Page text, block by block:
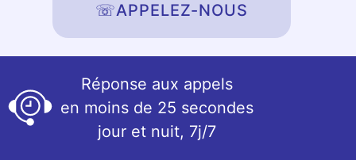
☏APPELEZ-NOUS
Réponse aux appels
en moins de 25 secondes
jour et nuit, 7j/7